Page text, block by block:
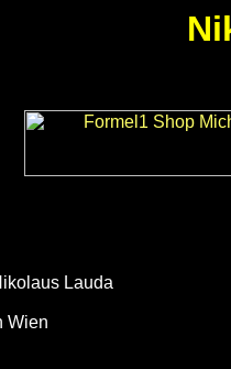
Lauda
Wien